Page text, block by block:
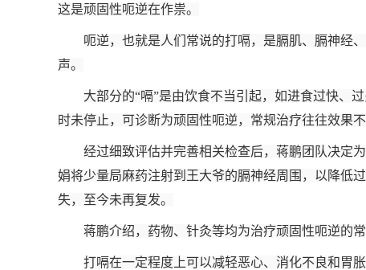
这是顽固性呃逆在作祟。
呃逆，也就是人们常说的打嗝，是膈肌、膈神经
声。
大部分的“嗝”是由饮食不当引起，如进食过快、
时未停止，可诊断为顽固性呃逆，常规治疗往往效果
经过细致评估并完善相关检查后，蒋鹏团队决定
娟将少量局麻药注射到王大爷的膈神经周围，以降低
失，至今未再复发。
蒋鹏介绍，药物、针灸等均为治疗顽固性呃逆的
打嗝在一定程度上可以减轻恶心、消化不良和胃